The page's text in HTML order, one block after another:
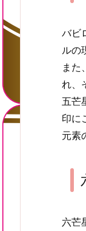
バビ
ルの
また
れ、
五芒
印に
元素
六芒